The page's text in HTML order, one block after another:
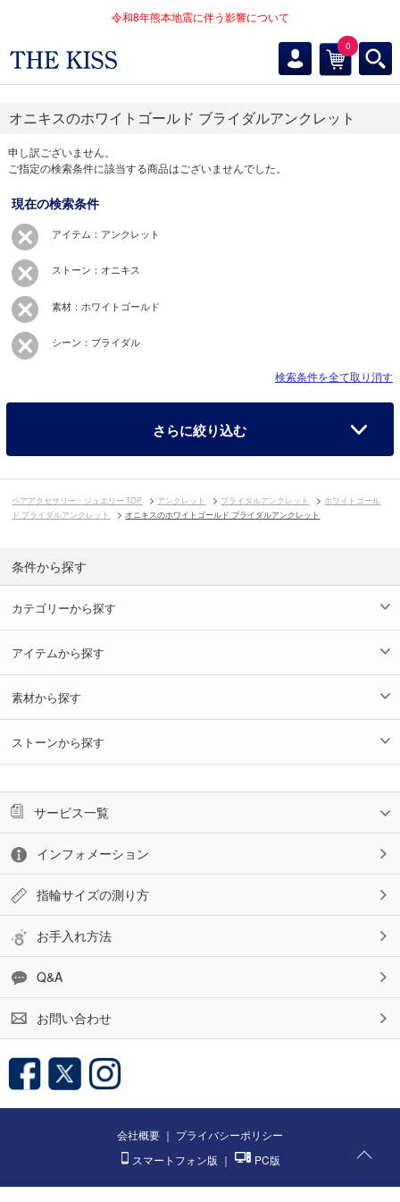
令和8年熊本地震に伴う影響について
0
オニキスのホワイトゴールド ブライダルアンクレット
申し訳ございません。
ご指定の検索条件に該当する商品はございませんでした。
現在の検索条件
アイテム：アンクレット
ストーン：オニキス
素材：ホワイトゴールド
シーン：ブライダル
検索条件を全て取り消す
さらに絞り込む
ペアアクセサリー・ジュエリー TOP アンクレット ブライダルアンクレット
ホワイトゴール
ド ブライダルアンクレット
オニキスのホワイトゴールド ブライダルアンクレット
条件から探す
カテゴリーから探す
アイテムから探す
素材から探す
ストーンから探す
サービス一覧
インフォメーション
指輪サイズの測り方
お手入れ方法
Q&A
お問い合わせ
会社概要 ｜ プライバシーポリシー
スマートフォン版 ｜ PC版